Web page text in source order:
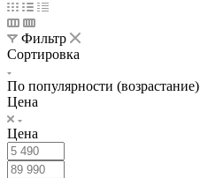
Фильтр
Сортировка
По популярности (возрастание)
Цена
Цена